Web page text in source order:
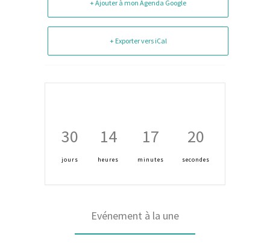
+ Ajouter à mon Agenda Google
+ Exporter vers iCal
30
jours
14
heures
17
minutes
20
secondes
Evénement à la une